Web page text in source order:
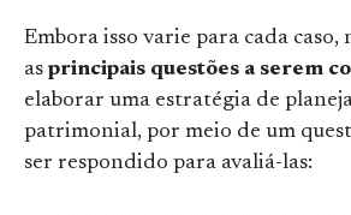
Embora isso varie para cada caso,
as principais questões a serem
elaborar uma estratégia de
patrimonial, por meio de um
ser respondido para avaliá-las: